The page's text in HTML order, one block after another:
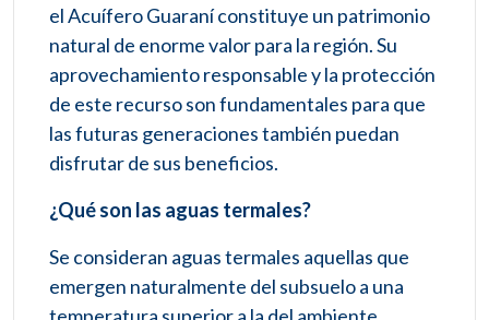
el Acuífero Guaraní constituye un patrimonio
natural de enorme valor para la región. Su
aprovechamiento responsable y la protección
de este recurso son fundamentales para que
las futuras generaciones también puedan
disfrutar de sus beneficios.
¿Qué son las aguas termales?
Se consideran aguas termales aquellas que
emergen naturalmente del subsuelo a una